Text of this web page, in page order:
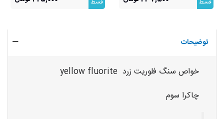
قسط قسط
توضیحات
خواص سنگ فلوریت زرد yellow fluorite
چاکرا سوم